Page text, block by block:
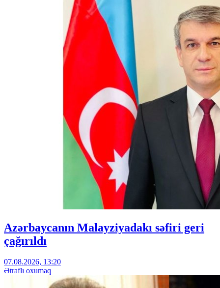
Azərbaycanın Malayziyadakı səfiri geri
çağırıldı
07.08.2026, 13:20
Ətraflı oxumaq